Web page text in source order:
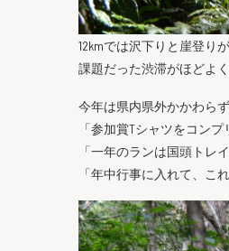
12kmでは沢下りと崖登り
課題だった渋滞がほどよ
今年は県内県外かかわら
「参加賞Tシャツをコン
「一年のランは国頭トレ
「年中行事に入れて、こ